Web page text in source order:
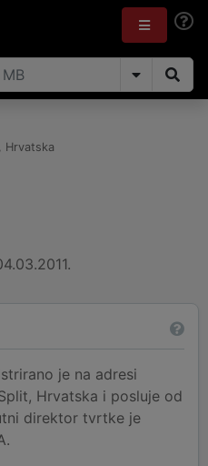
, Hrvatska
je na adresi
Hrvatska i posluje od
direktor tvrtke je